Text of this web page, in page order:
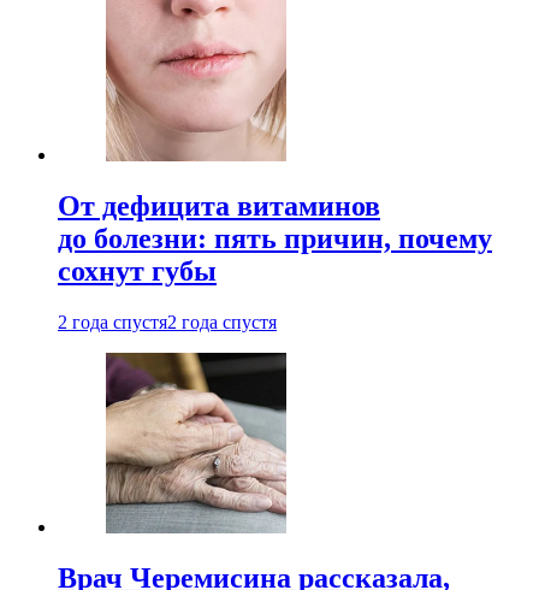
От дефицита витаминов
до болезни: пять причин, почему
сохнут губы
2 года спустя2 года спустя
Врач Черемисина рассказала,